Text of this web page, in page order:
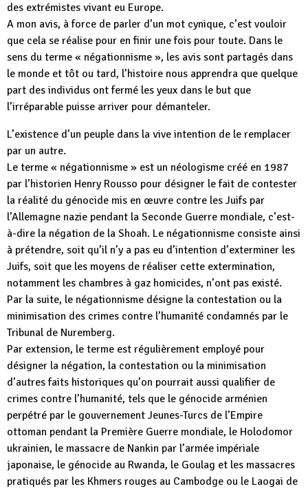
des extrémistes vivant eu Europe.
A mon avis, à force de parler d’un mot cynique, c’est vouloir
que cela se réalise pour en finir une fois pour toute. Dans le
sens du terme « négationnisme », les avis sont partagés dans
le monde et tôt ou tard, l’histoire nous apprendra que quelque
part des individus ont fermé les yeux dans le but que
l’irréparable puisse arriver pour démanteler.
L’existence d’un peuple dans la vive intention de le remplacer
par un autre.
Le terme « négationnisme » est un néologisme créé en 1987
par l’historien Henry Rousso pour désigner le fait de contester
la réalité du génocide mis en œuvre contre les Juifs par
l’Allemagne nazie pendant la Seconde Guerre mondiale, c’est-
à-dire la négation de la Shoah. Le négationnisme consiste ainsi
à prétendre, soit qu’il n’y a pas eu d’intention d’exterminer les
Juifs, soit que les moyens de réaliser cette extermination,
notamment les chambres à gaz homicides, n’ont pas existé.
Par la suite, le négationnisme désigne la contestation ou la
minimisation des crimes contre l’humanité condamnés par le
Tribunal de Nuremberg.
Par extension, le terme est régulièrement employé pour
désigner la négation, la contestation ou la minimisation
d’autres faits historiques qu’on pourrait aussi qualifier de
crimes contre l’humanité, tels que le génocide arménien
perpétré par le gouvernement Jeunes-Turcs de l’Empire
ottoman pendant la Première Guerre mondiale, le Holodomor
ukrainien, le massacre de Nankin par l’armée impériale
japonaise, le génocide au Rwanda, le Goulag et les massacres
pratiqués par les Khmers rouges au Cambodge ou le Laogai de